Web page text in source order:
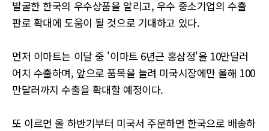
발굴한 한국의 우수상품을 알리고, 우수 중소기업의 수출
판로 확대에 도움이 될 것으로 기대하고 있다.
먼저 이마트는 이달 중 '이마트 6년근 홍삼정'을 10만달러
어치 수출하며, 앞으로 품목을 늘려 미국시장에만 올해 100
만달러까지 수출을 확대할 예정이다.
또 이르면 올 하반기부터 미국서 주문하면 한국으로 배송하